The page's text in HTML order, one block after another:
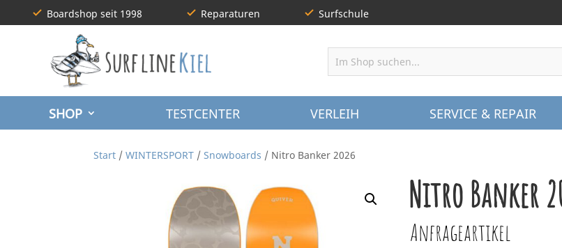
Boardshop seit 1998 Reparaturen Surfschule
SHOP TESTCENTER VERLEIH SERVICE & REPAIR
Start /WINTERSPORT /Snowboards / Nitro Banker 2026
Nitro Banker
Anfrageartikel